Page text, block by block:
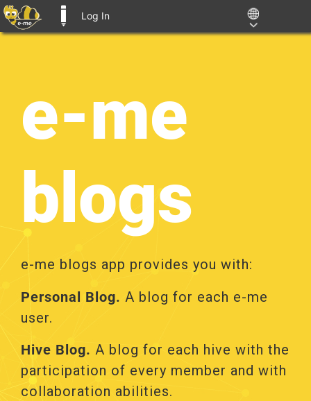
Skip
Log In
e-me
blogs
e-me blogs app provides you with:
Personal Blog. A blog for each e-me
user.
Hive Blog. Α blog for each hive with the
participation of every member and with
collaboration abilities.